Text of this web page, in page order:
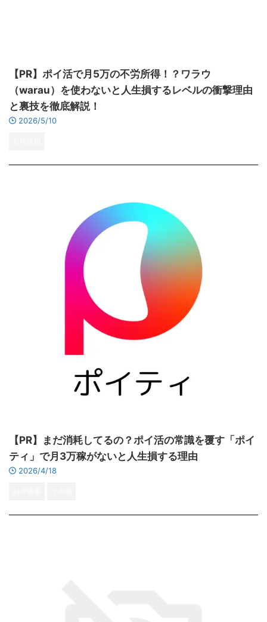
【PR】ポイ活で月5万の不労所得！？ワラウ
（warau）を使わないと人生損するレベルの衝撃理由
と裏技を徹底解説！
2026/5/10
【PR】まだ消耗してるの？ポイ活の常識を覆す「ポイ
ティ」で月3万稼がないと人生損する理由
2026/4/18